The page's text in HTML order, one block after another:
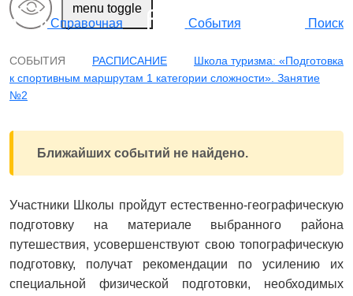
menu toggle
Справочная
События Поиск
СОБЫТИЯ РАСПИСАНИЕ
Школа туризма: «Подготовка
к спортивным маршрутам 1 категории сложности». Занятие
№2
Ближайших событий не найдено.
Участники Школы пройдут естественно-географическую
подготовку на материале выбранного района
путешествия, усовершенствуют свою топографическую
подготовку, получат рекомендации по усилению их
специальной физической подготовки, необходимых